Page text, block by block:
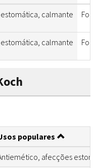
calmante
calmante
populares
afecções